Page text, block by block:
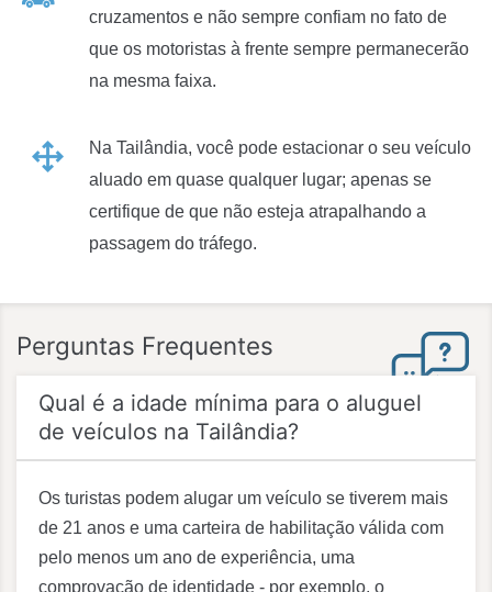
cruzamentos e não sempre confiam no fato de
que os motoristas à frente sempre permanecerão
na mesma faixa.
Na Tailândia, você pode estacionar o seu veículo
aluado em quase qualquer lugar; apenas se
certifique de que não esteja atrapalhando a
passagem do tráfego.
Perguntas Frequentes
Qual é a idade mínima para o aluguel
de veículos na Tailândia?
Os turistas podem alugar um veículo se tiverem mais
de 21 anos e uma carteira de habilitação válida com
pelo menos um ano de experiência, uma
comprovação de identidade - por exemplo, o